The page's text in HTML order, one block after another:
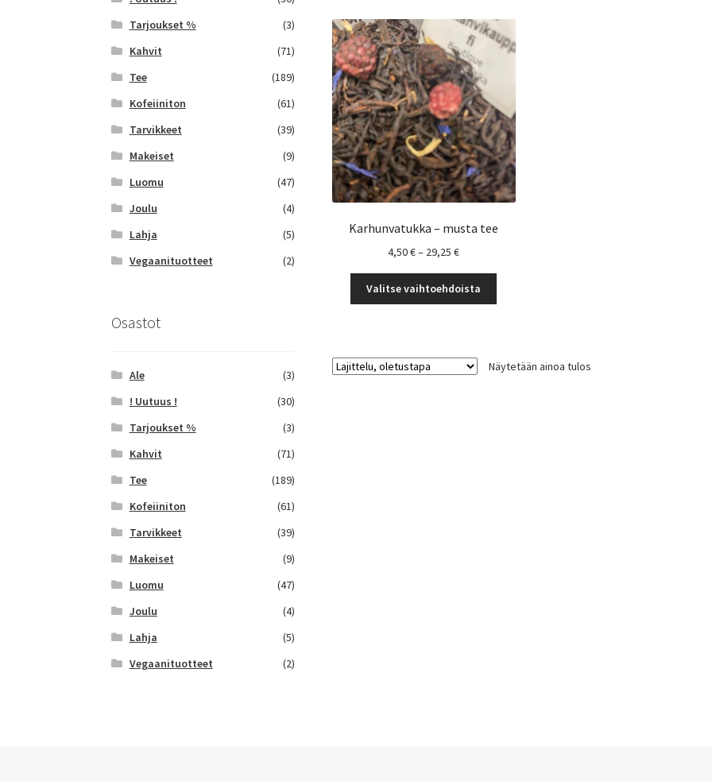
Karhunvatukka – musta tee
4,50€– 29,25€Hintaluokka:
-
29,25 €
Valitse vaihtoehdoista
Voit
Näytetään ainoa tulos
Tarjoukset %
(3)
Kahvit
(71)
Tee
(189)
Kofeiiniton
(61)
Tarvikkeet
(39)
Makeiset
(9)
Luomu
(47)
Joulu
(4)
Lahja
(5)
Vegaanituotteet
(2)
Osastot
Ale
(3)
! Uutuus !
(30)
Tarjoukset %
(3)
Kahvit
(71)
Tee
(189)
Kofeiiniton
(61)
Tarvikkeet
(39)
Makeiset
(9)
Luomu
(47)
Joulu
(4)
Lahja
(5)
Vegaanituotteet
(2)